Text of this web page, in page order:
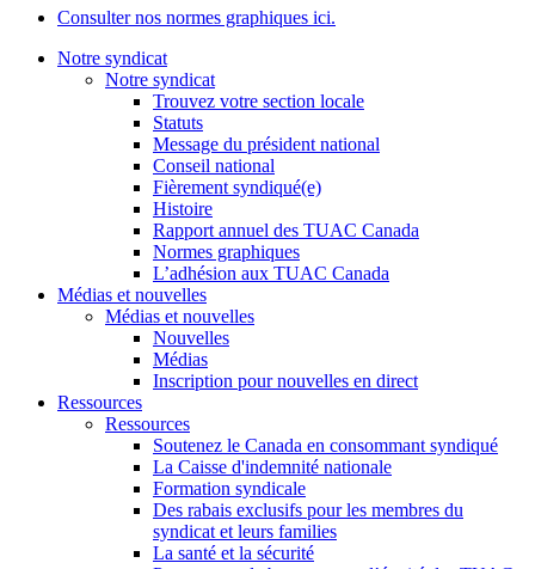
Consulter nos normes graphiques ici.
Notre syndicat
Notre syndicat
Trouvez votre section locale
Statuts
Message du président national
Conseil national
Fièrement syndiqué(e)
Histoire
Rapport annuel des TUAC Canada
Normes graphiques
L’adhésion aux TUAC Canada
Médias et nouvelles
Médias et nouvelles
Nouvelles
Médias
Inscription pour nouvelles en direct
Ressources
Ressources
Soutenez le Canada en consommant syndiqué
La Caisse d'indemnité nationale
Formation syndicale
Des rabais exclusifs pour les membres du
syndicat et leurs families
La santé et la sécurité